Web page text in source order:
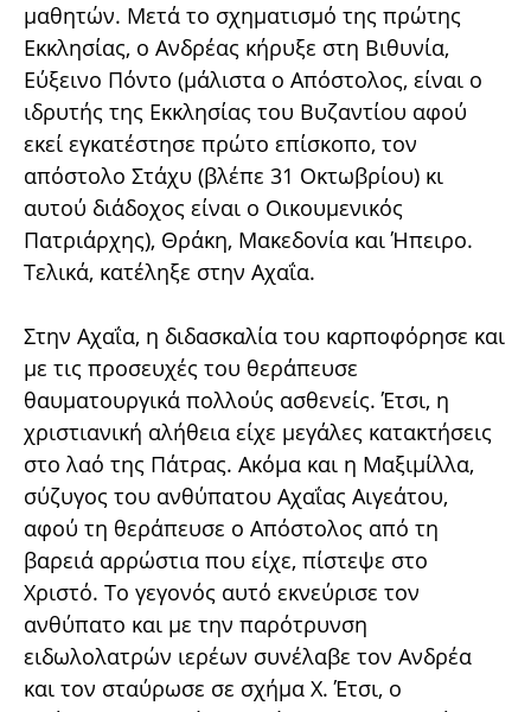
μαθητών. Μετά το σχηματισμό της πρώτης
Εκκλησίας, ο Ανδρέας κήρυξε στη Βιθυνία,
Εύξεινο Πόντο (μάλιστα ο Απόστολος, είναι ο
ιδρυτής της Εκκλησίας του Βυζαντίου αφού
εκεί εγκατέστησε πρώτο επίσκοπο, τον
απόστολο Στάχυ (βλέπε 31 Οκτωβρίου) κι
αυτού διάδοχος είναι ο Οικουμενικός
Πατριάρχης), Θράκη, Μακεδονία και Ήπειρο.
Τελικά, κατέληξε στην Αχαΐα.
Στην Αχαΐα, η διδασκαλία του καρποφόρησε και
με τις προσευχές του θεράπευσε
θαυματουργικά πολλούς ασθενείς. Έτσι, η
χριστιανική αλήθεια είχε μεγάλες κατακτήσεις
στο λαό της Πάτρας. Ακόμα και η Μαξιμίλλα,
σύζυγος του ανθύπατου Αχαΐας Αιγεάτου,
αφού τη θεράπευσε ο Απόστολος από τη
βαρειά αρρώστια που είχε, πίστεψε στο
Χριστό. Το γεγονός αυτό εκνεύρισε τον
ανθύπατο και με την παρότρυνση
ειδωλολατρών ιερέων συνέλαβε τον Ανδρέα
και τον σταύρωσε σε σχήμα Χ. Έτσι, ο